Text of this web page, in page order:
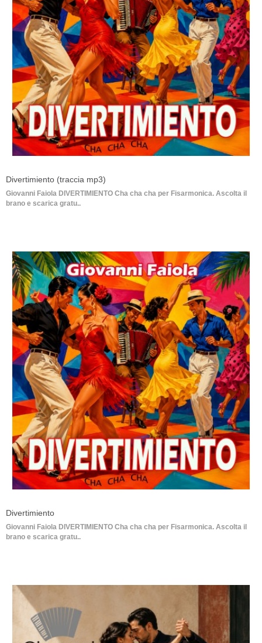
Divertimiento (traccia mp3)
Giovanni Faiola DIVERTIMIENTO Cha cha cha per Fisarmonica. Ascolta il
brano e scarica gratu..
Divertimiento
Giovanni Faiola DIVERTIMIENTO Cha cha cha per Fisarmonica. Ascolta il
brano e scarica gratu..